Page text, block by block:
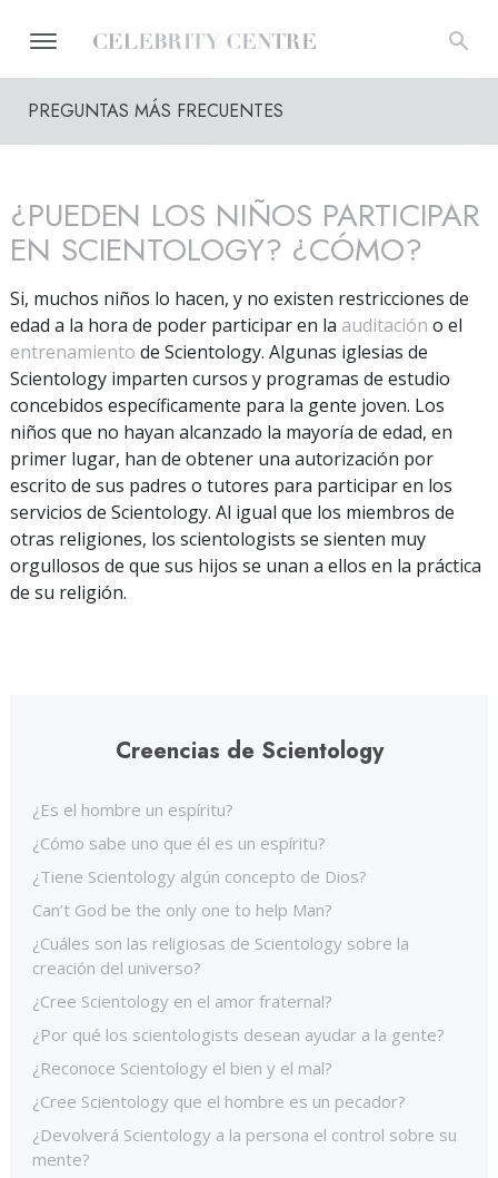
PREGUNTAS MÁS FRECUENTES
¿PUEDEN LOS NIÑOS PARTICIPAR
EN SCIENTOLOGY? ¿CÓMO?
Si, muchos niños lo hacen, y no existen restricciones de
edad a la hora de poder participar en la auditación o el
entrenamiento de Scientology. Algunas iglesias de
Scientology imparten cursos y programas de estudio
concebidos específicamente para la gente joven. Los
niños que no hayan alcanzado la mayoría de edad, en
primer lugar, han de obtener una autorización por
escrito de sus padres o tutores para participar en los
servicios de Scientology. Al igual que los miembros de
otras religiones, los scientologists se sienten muy
orgullosos de que sus hijos se unan a ellos en la práctica
de su religión.
Creencias de Scientology
¿Es el hombre un espíritu?
¿Cómo sabe uno que él es un espíritu?
¿Tiene Scientology algún concepto de Dios?
Can’t God be the only one to help Man?
¿Cuáles son las religiosas de Scientology sobre la
creación del universo?
¿Cree Scientology en el amor fraternal?
¿Por qué los scientologists desean ayudar a la gente?
¿Reconoce Scientology el bien y el mal?
¿Cree Scientology que el hombre es un pecador?
¿Devolverá Scientology a la persona el control sobre su
mente?